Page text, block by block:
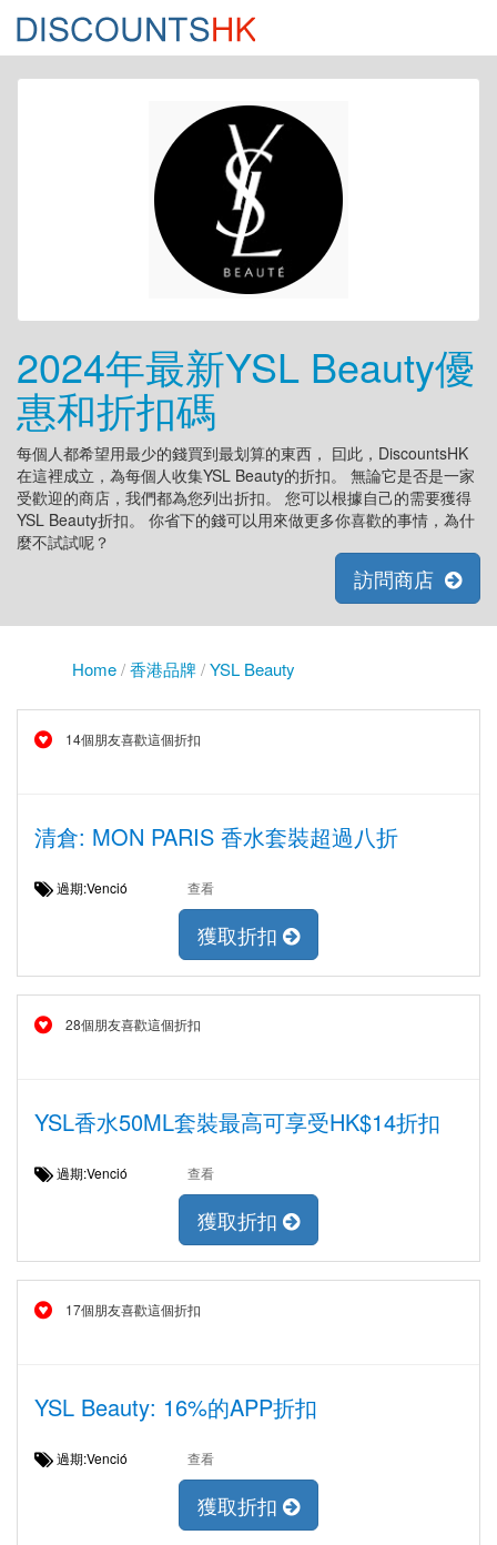
2024年最新YSL Beauty優
惠和折扣碼
每個人都希望用最少的錢買到最划算的東西， 囙此，DiscountsHK
在這裡成立，為每個人收集YSL Beauty的折扣。 無論它是否是一家
受歡迎的商店，我們都為您列出折扣。 您可以根據自己的需要獲得
YSL Beauty折扣。 你省下的錢可以用來做更多你喜歡的事情，為什
麼不試試呢？
訪問商店
Home/香港品牌/YSL Beauty
14個朋友喜歡這個折扣
清倉: MON PARIS 香水套裝超過八折
過期:Venció 查看
獲取折扣
28個朋友喜歡這個折扣
YSL香水50ML套裝最高可享受HK$14折扣
過期:Venció 查看
獲取折扣
17個朋友喜歡這個折扣
YSL Beauty: 16%的APP折扣
過期:Venció 查看
獲取折扣